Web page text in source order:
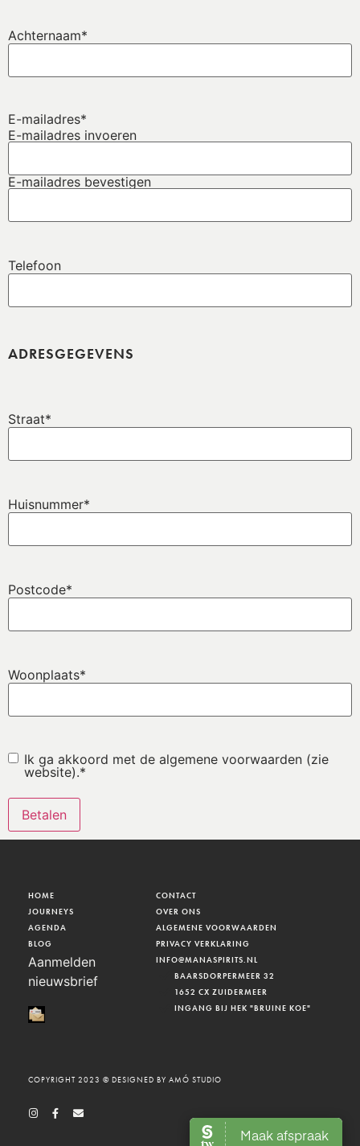
Achternaam*
E-mailadres*
E-mailadres invoeren
E-mailadres bevestigen
Telefoon
ADRESGEGEVENS
Straat*
Huisnummer*
Postcode*
Woonplaats*
Instemming*
Ik ga akkoord met de algemene voorwaarden (zie
website).*
HOME
JOURNEYS
AGENDA
BLOG
Aanmelden
nieuwsbrief
CONTACT
OVER ONS
ALGEMENE VOORWAARDEN
PRIVACY VERKLARING
INFO@MANASPIRITS.NL
BAARSDORPERMEER 32
1652 CX ZUIDERMEER
INGANG BIJ HEK "BRUINE KOE"
COPYRIGHT 2023 © DESIGNED BY AMÓ STUDIO